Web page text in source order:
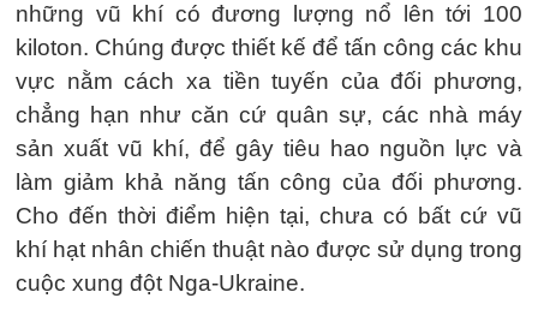
những vũ khí có đương lượng nổ lên tới 100
kiloton. Chúng được thiết kế để tấn công các khu
vực nằm cách xa tiền tuyến của đối phương,
chẳng hạn như căn cứ quân sự, các nhà máy
sản xuất vũ khí, để gây tiêu hao nguồn lực và
làm giảm khả năng tấn công của đối phương.
Cho đến thời điểm hiện tại, chưa có bất cứ vũ
khí hạt nhân chiến thuật nào được sử dụng trong
cuộc xung đột Nga-Ukraine.